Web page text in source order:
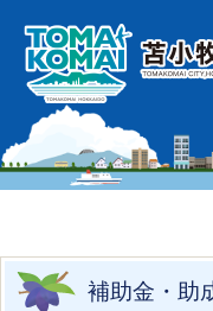
補助金・助